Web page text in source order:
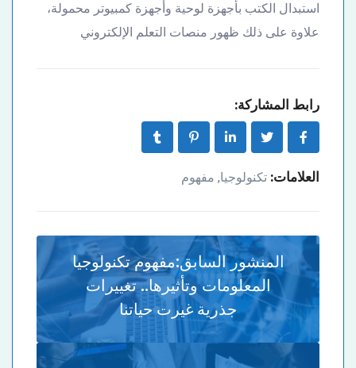
استبدال الكتب بأجهزة لوحية وأجهزة كمبيوتر محمولة،
علاوة على ذلك ظهور منصات التعلم الإلكتروني
رابط المشاركة:
العلامات: تكنولوجيا, مفهوم
المنشور السابق:مفهوم تكنولوجيا
المعلومات وتأثيرها.. تغييرات
جذرية غيرت حياتنا